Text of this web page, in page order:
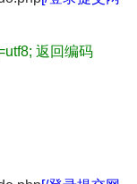
返回编码